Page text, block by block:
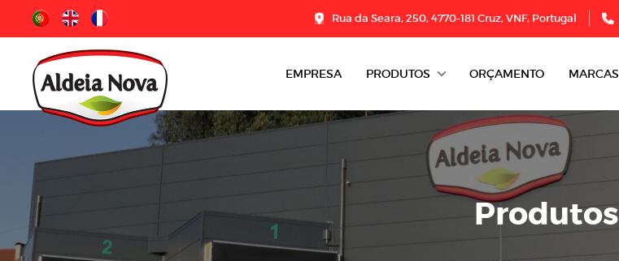
Rua da Seara, 250, 4770-181 Cruz, VNF, Portugal
EMPRESA PRODUTOS
LACTICÍNIOS
CHARCUTARIA
MERCEARIA
ORÇAMENTO MARCAS
Produtos